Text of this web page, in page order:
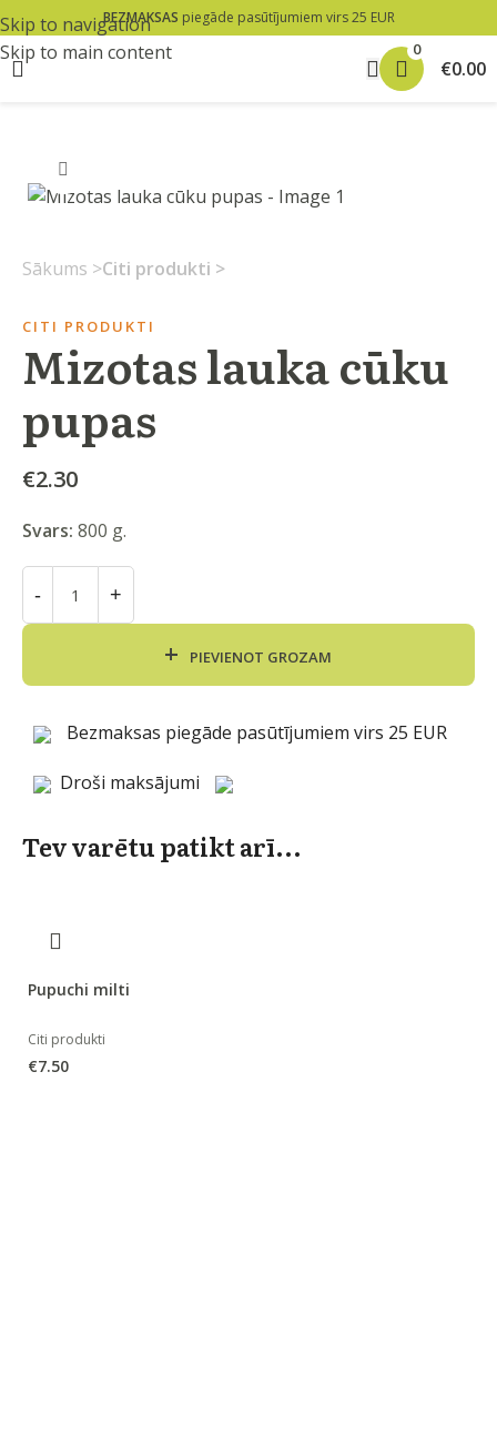
Skip to navigation
Skip to main content
BEZMAKSAS piegāde pasūtījumiem virs 25 EUR
0
€0.00
Sākums Citi produkti
CITI PRODUKTI
Mizotas lauka cūku
pupas
€2.30
Svars: 800 g.
PIEVIENOT GROZAM
Bezmaksas piegāde pasūtījumiem virs 25 EUR
Droši maksājumi
Tev varētu patikt arī...
Pupuchi milti
Citi produkti
€7.50